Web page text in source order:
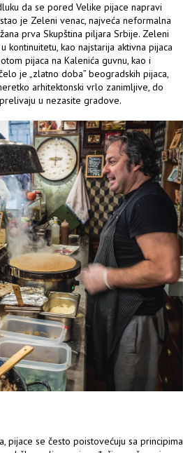
da se pored Velike pijace napravi
je Zeleni venac, najveća neformalna
prva Skupština piljara Srbije. Zeleni
kao najstarija aktivna pijaca
pijaca na Kalenića guvnu, kao i
je „zlatno doba” beogradskih pijaca,
arhitektonski vrlo zanimljive, do
u nezasite gradove.
pijace se često poistovećuju sa principima